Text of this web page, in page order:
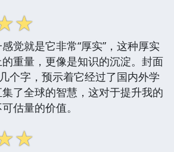
☆
觉就是它非常“厚实”，这种厚实
重量，更像是知识的沉淀。封面
个字，预示着它经过了国内外学
了全球的智慧，这对于提升我的
估量的价值。
☆